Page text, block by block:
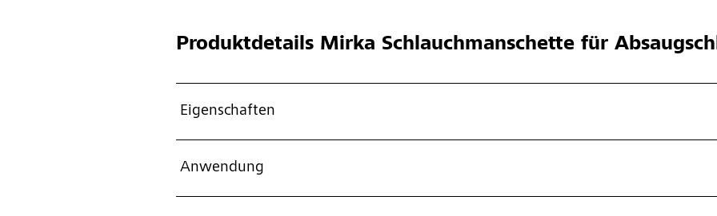
ProduktdetailsMirka Schlauchmanschette für
Eigenschaften
Anwendung